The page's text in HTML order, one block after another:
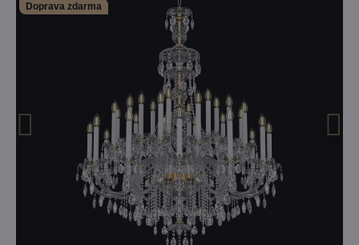
Doprava zdarma